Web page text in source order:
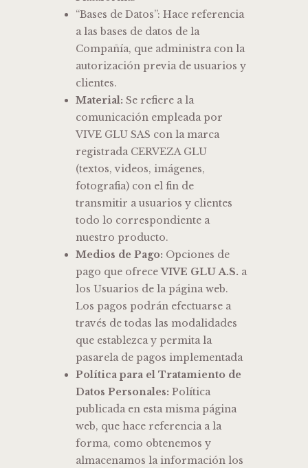
“Bases de Datos”: Hace referencia
a las bases de datos de la
Compañía, que administra con la
autorización previa de usuarios y
clientes.
Material: Se refiere a la
comunicación empleada por
VIVE GLU SAS con la marca
registrada CERVEZA GLU
(textos, videos, imágenes,
fotografia) con el fin de
transmitir a usuarios y clientes
todo lo correspondiente a
nuestro producto.
Medios de Pago: Opciones de
pago que ofreceVIVE GLU A.S. a
los Usuarios de la página web.
Los pagos podrán efectuarse a
través de todas las modalidades
que establezca y permita la
pasarela de pagos implementada
Política para el Tratamiento de
Datos Personales: Política
publicada en esta misma página
web, que hace referencia a la
forma, como obtenemos y
almacenamos la información los